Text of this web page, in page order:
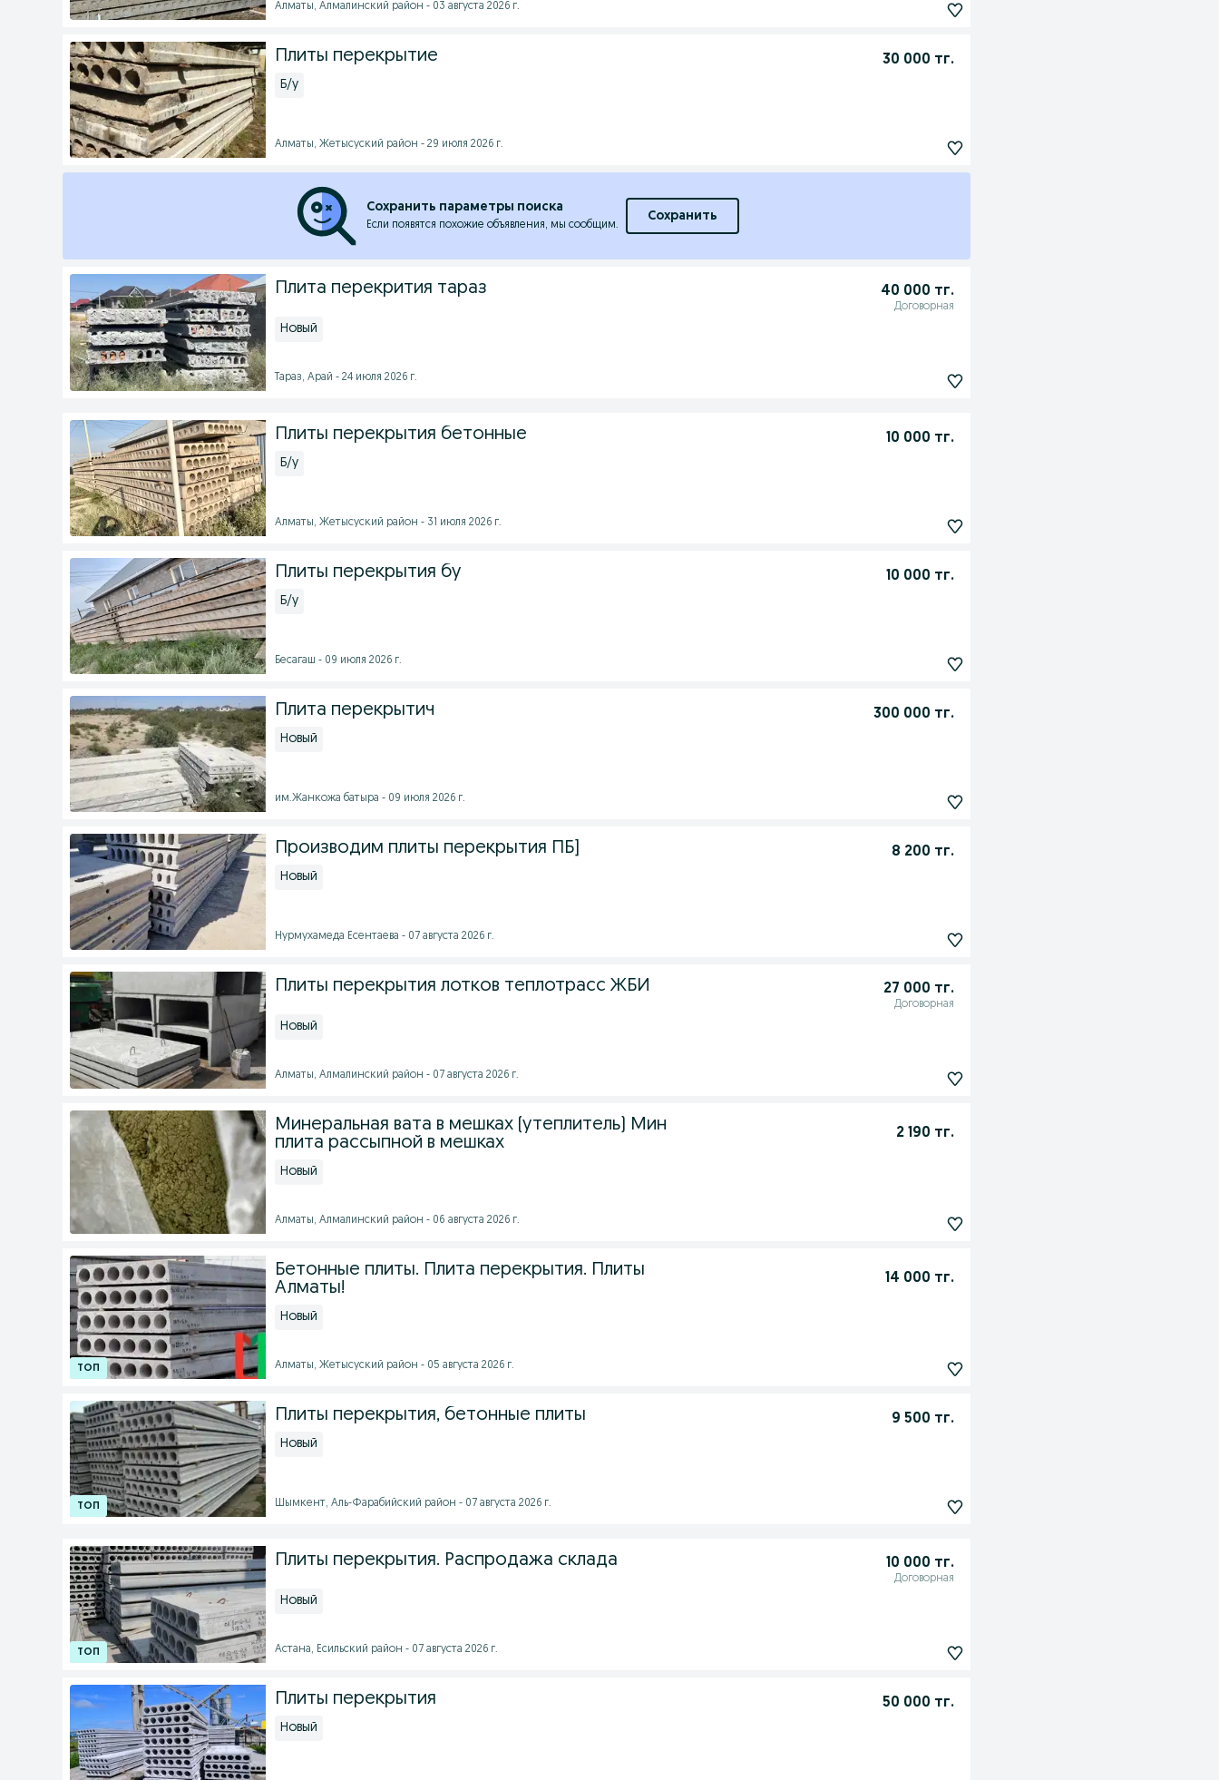
Алматы, Алмалинский район - 03 августа 2026 г.
Плиты перекрытие 30 000 тг.
Б/у
Алматы, Жетысуский район - 29 июля 2026 г.
Сохранить параметры поиска
Если появятся похожие объявления, мы сообщим.
Сохранить
Плита перекрития тараз 40 000 тг.
Договорная
Новый
Тараз, Арай - 24 июля 2026 г.
Плиты перекрытия бетонные 10 000 тг.
Б/у
Алматы, Жетысуский район - 31 июля 2026 г.
Плиты перекрытия бу 10 000 тг.
Б/у
Бесагаш - 09 июля 2026 г.
Плита перекрытич 300 000 тг.
Новый
им.Жанкожа батыра - 09 июля 2026 г.
Производим плиты перекрытия ПБ] 8 200 тг.
Новый
Нурмухамеда Есентаева - 07 августа 2026 г.
Плиты перекрытия лотков теплотрасс ЖБИ 27 000 тг.
Договорная
Новый
Алматы, Алмалинский район - 07 августа 2026 г.
Минеральная вата в мешках (утеплитель) Мин
плита рассыпной в мешках
2 190 тг.
Новый
Алматы, Алмалинский район - 06 августа 2026 г.
Бетонные плиты. Плита перекрытия. Плиты
Алматы!
14 000 тг.
Новый
Алматы, Жетысуский район - 05 августа 2026 г.
Плиты перекрытия, бетонные плиты 9 500 тг.
Новый
Шымкент, Аль-Фарабийский район - 07 августа 2026 г.
Плиты перекрытия. Распродажа склада 10 000 тг.
Договорная
Новый
Астана, Есильский район - 07 августа 2026 г.
Плиты перекрытия 50 000 тг.
Новый